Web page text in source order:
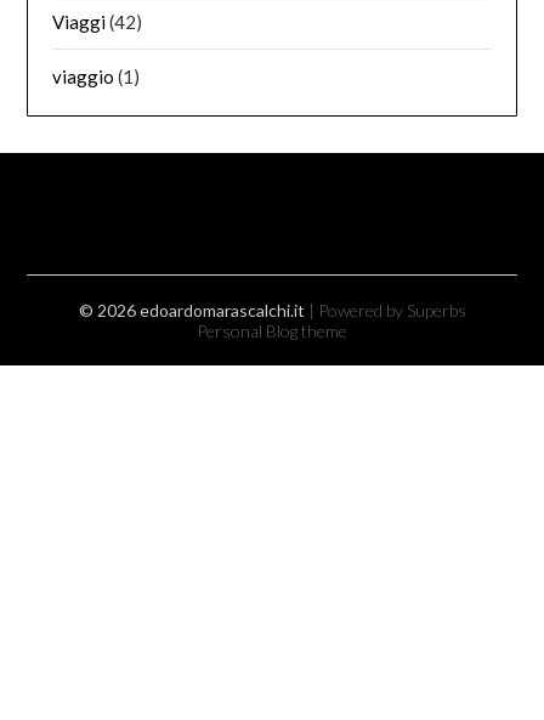
Viaggi(42)
viaggio (1)
© 2026 edoardomarascalchi.it | Powered by Superbs
Personal Blog theme